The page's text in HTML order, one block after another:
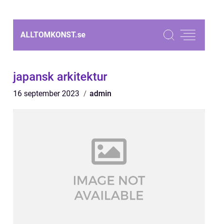
ALLTOMKONST.se
japansk arkitektur
16 september 2023 admin